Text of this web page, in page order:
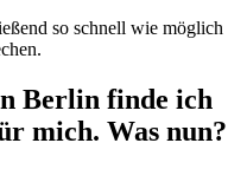
so schnell wie möglich
Berlin finde ich
mich. Was nun?